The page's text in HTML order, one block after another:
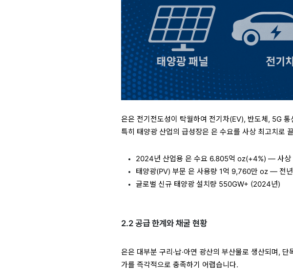
은은 전기전도성이 탁월하여 전기차(EV), 반도체, 5G
특히 태양광 산업의 급성장은 은 수요를 사상 최고치로
2024년 산업용 은 수요 6.805억 oz(+4%) — 사상
태양광(PV) 부문 은 사용량 1억 9,760만 oz — 전
글로벌 신규 태양광 설치량 550GW+ (2024년)
2.2 공급 한계와 채굴 현황
은은 대부분 구리·납·아연 광산의 부산물로 생산되며,
가를 즉각적으로 충족하기 어렵습니다.